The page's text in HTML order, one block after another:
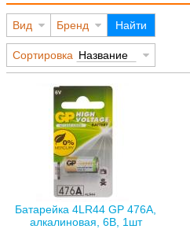
Вид Бренд Найти
Сортировка Название
Батарейка 4LR44 GP 476A,
алкалиновая, 6В, 1шт